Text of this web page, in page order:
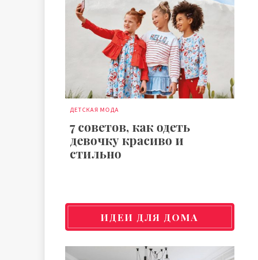
ДЕТСКАЯ МОДА
7 советов, как одеть
девочку красиво и
стильно
ИДЕИ ДЛЯ ДОМА